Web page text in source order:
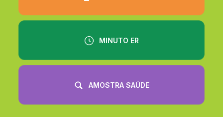
MINUTO ER
AMOSTRA SAÚDE